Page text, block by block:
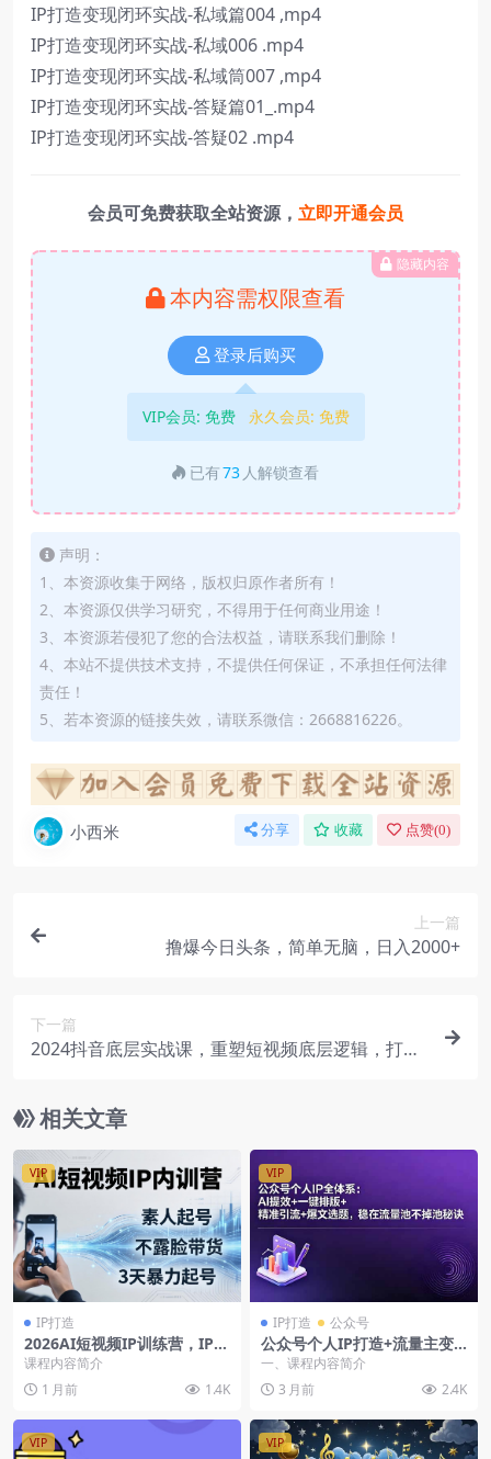
IP打造变现闭环实战-私域篇004 ,mp4
IP打造变现闭环实战-私域006 .mp4
IP打造变现闭环实战-私域筒007 ,mp4
IP打造变现闭环实战-答疑篇01_.mp4
IP打造变现闭环实战-答疑02 .mp4
会员可免费获取全站资源， 立即开通会员
隐藏内容
本内容需权限查看
登录后购买
VIP会员: 免费 永久会员: 免费
已有73 人解锁查看
声明：
1、本资源收集于网络，版权归原作者所有！
2、本资源仅供学习研究，不得用于任何商业用途！
3、本资源若侵犯了您的合法权益，请联系我们删除！
4、本站不提供技术支持，不提供任何保证，不承担任何法律
责任！
5、若本资源的链接失效，请联系微信：2668816226。
小西米 分享 收藏 点赞(0)
上一篇
撸爆今日头条，简单无脑，日入2000+
下一篇
2024抖音底层实战课，重塑短视频底层逻辑，打造
相关文章
VIP
IP打造
2026AI短视频IP训练营，IP底
层逻辑高价值定位素人起号爆
款文案
课程内容简介
1 月前
1.4K
VIP
IP打造 公众号
公众号个人IP打造+流量主变
现：从0到1全流程，AI提效
+一键排版+精准引流+爆文选
题（飞书文档教程）
一、课程内容简介
3 月前
2.4K
VIP VIP